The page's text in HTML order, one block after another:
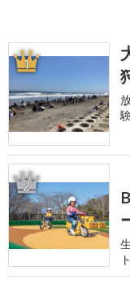
1
2